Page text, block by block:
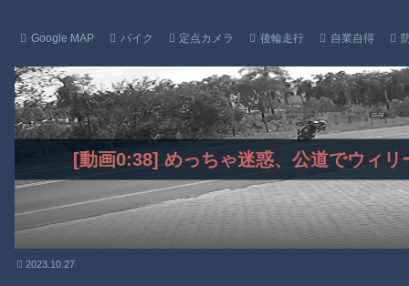
Google MAP バイク 定点カメラ 後輪走行 自業自得
[動画0:38] めっちゃ迷惑、公道でウィ
2023.10.27